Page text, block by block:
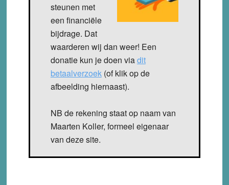
steunen met
een financiële
bijdrage. Dat
waarderen wij dan weer! Een
donatie kun je doen viadit
betaalverzoek(of klik op de
afbeelding hiernaast).
NB de rekening staat op naam van
Maarten Koller, formeel eigenaar
van deze site.